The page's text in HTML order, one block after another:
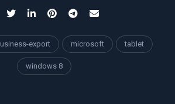
export microsoft tablet
windows 8